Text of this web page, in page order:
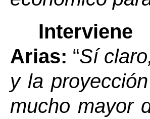
Arias: “Sí
y la
mucho mayor